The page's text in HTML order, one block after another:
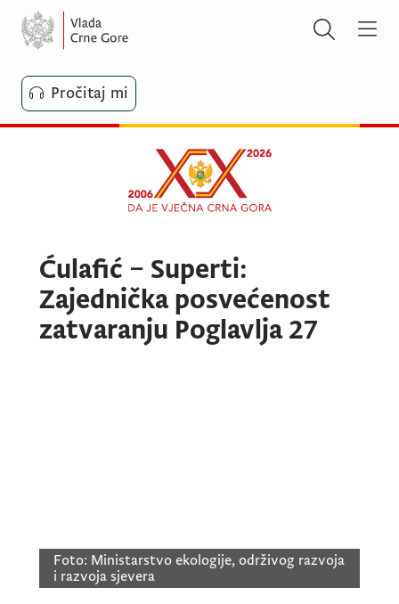
Pročitaj mi
Ćulafić – Superti:
Zajednička posvećenost
zatvaranju Poglavlja 27
Foto: Ministarstvo ekologije, održivog razvoja
i razvoja sjevera